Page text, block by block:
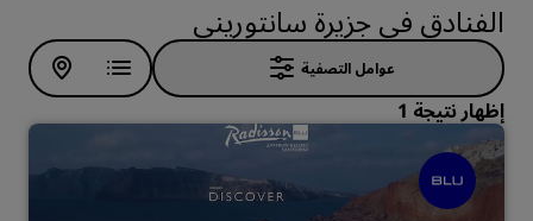
الفنادق في جزيرة سانتوريني
عوامل التصفية
إظهار نتيجة 1